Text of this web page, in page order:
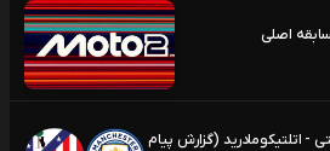
- اتلتیکومادرید (گزارش پیام